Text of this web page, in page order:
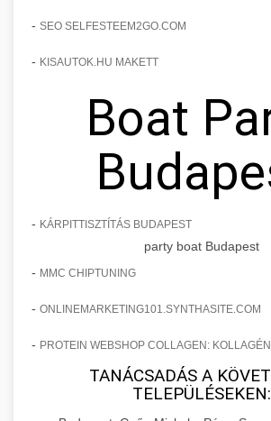
- SEO SELFESTEEM2GO.COM
- KISAUTOK.HU MAKETT
Boat
- KÁRPITTISZTÍTÁS BUDAPEST
party boat Budapest
- MMC CHIPTUNING
- ONLINEMARKETING101.SYNTHASITE.COM
- PROTEIN WEBSHOP COLLAGEN: KOLLAGÉN
TANÁCSADÁS A
TELEPÜLÉSEKEN: